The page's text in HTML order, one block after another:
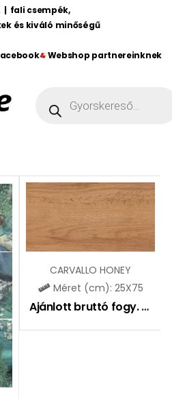
| fali csempék,
és kiváló minőségű
Webshop partnereinknek
CARVALLO HONEY
Méret (cm): 25X75
Ajánlott bruttó fogy. ár: